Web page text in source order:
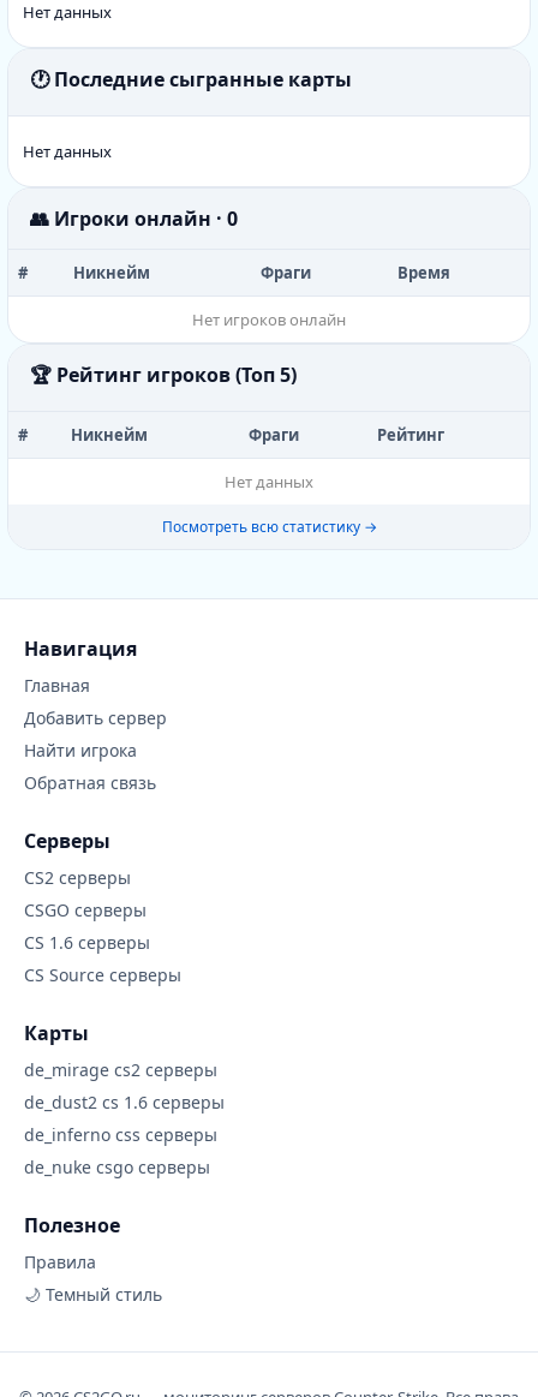
Нет данных
🕐 Последние сыгранные карты
Нет данных
👥 Игроки онлайн · 0
# Никнейм Фраги Время
Нет игроков онлайн
🏆 Рейтинг игроков (Топ 5)
# Никнейм Фраги Рейтинг
Нет данных
Посмотреть всю статистику →
Навигация
Главная
Добавить сервер
Найти игрока
Обратная связь
Серверы
CS2 серверы
CSGO серверы
CS 1.6 серверы
CS Source серверы
Карты
de_mirage cs2 серверы
de_dust2 cs 1.6 серверы
de_inferno css серверы
de_nuke csgo серверы
Полезное
Правила
🌙 Темный стиль